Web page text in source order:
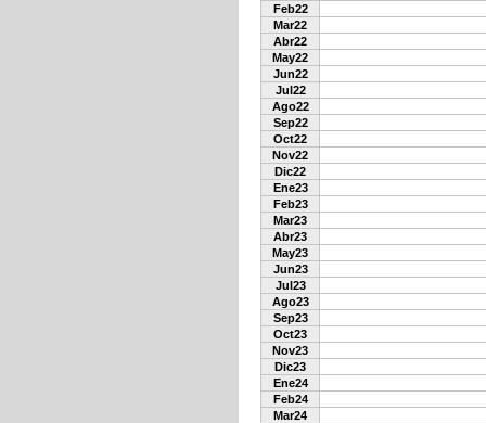
Feb22
Mar22
Abr22
May22
Jun22
Jul22
Ago22
Sep22
Oct22
Nov22
Dic22
Ene23
Feb23
Mar23
Abr23
May23
Jun23
Jul23
Ago23
Sep23
Oct23
Nov23
Dic23
Ene24
Feb24
Mar24